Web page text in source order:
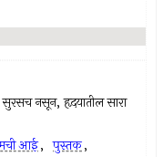
नसून, हृदयातील सारा
आई, पुस्तक,